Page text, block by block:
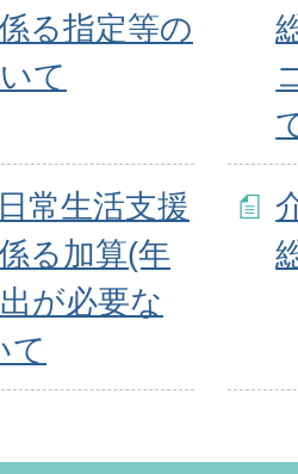
る指定等の
て
常生活支援
る加算(年
が必要な
て